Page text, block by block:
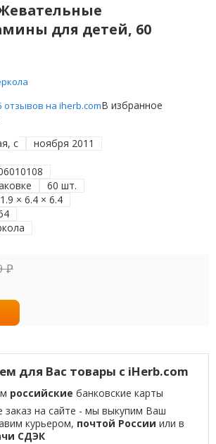
для детей, 60
отзывов на iherb.comВ избранное
с
ноября 2011
60 шт.
× 6.4 × 6.4
₽
для Вас товары с iHerb.com
российские банковские карты
на сайте - мы выкупим Ваш
курьером, почтой России или в
СДЭК